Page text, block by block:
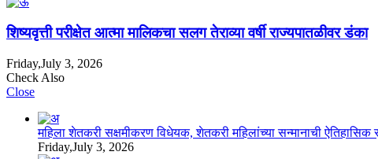
शिष्यवृत्ती परीक्षेत आत्मा मालिकचा सलग तेराव्या वर्षी राज्यपातळीवर डंका
Friday,July 3, 2026
Check Also
Close
महिला शेतकरी सक्षमीकरण विधेयक, शेतकरी महिलांच्या सन्मानाची
Friday,July 3, 2026